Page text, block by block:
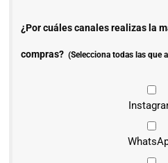
¿Por cuáles canales realizas la
compras? (Selecciona todas las que